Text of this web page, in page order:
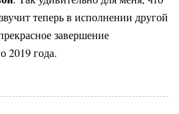
теперь в исполнении другой
завершение
2019 года.